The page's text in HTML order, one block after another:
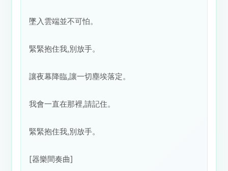
墜入雲端並不可怕。
緊緊抱住我,別放手。
讓夜幕降臨,讓一切塵埃落定。
我會一直在那裡,請記住。
緊緊抱住我,別放手。
[器樂間奏曲]